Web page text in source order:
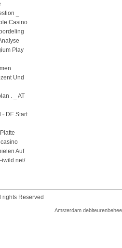
_
Casino
Play
Und
. _ AT
DE Start
Auf
iwild.net/
Reserved
Amsterdam